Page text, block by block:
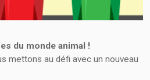
du monde animal !
mettons au défi avec un nouveau